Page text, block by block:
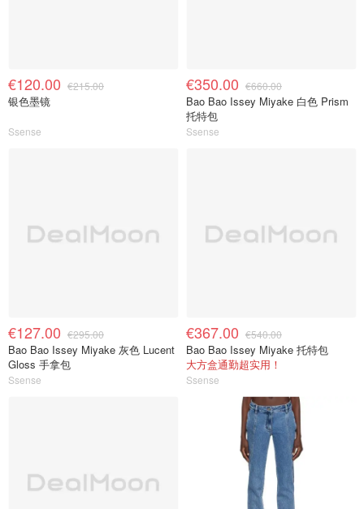
€120.00 €215.00
银色墨镜
Ssense
€350.00 €660.00
Bao Bao Issey Miyake 白色 Prism
托特包
Ssense
€127.00 €295.00
Bao Bao Issey Miyake 灰色 Lucent
Gloss 手拿包
Ssense
€367.00 €540.00
Bao Bao Issey Miyake 托特包
大方盒通勤超实用！
Ssense